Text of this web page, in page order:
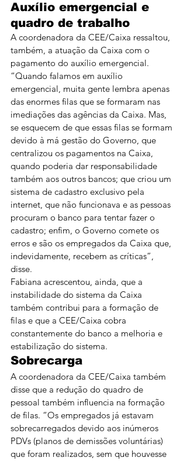
Auxílio emergencial e
quadro de trabalho
A coordenadora da CEE/Caixa ressaltou,
também, a atuação da Caixa com o
pagamento do auxílio emergencial.
“Quando falamos em auxílio
emergencial, muita gente lembra apenas
das enormes filas que se formaram nas
imediações das agências da Caixa. Mas,
se esquecem de que essas filas se formam
devido à má gestão do Governo, que
centralizou os pagamentos na Caixa,
quando poderia dar responsabilidade
também aos outros bancos; que criou um
sistema de cadastro exclusivo pela
internet, que não funcionava e as pessoas
procuram o banco para tentar fazer o
cadastro; enfim, o Governo comete os
erros e são os empregados da Caixa que,
indevidamente, recebem as críticas”,
disse.
Fabiana acrescentou, ainda, que a
instabilidade do sistema da Caixa
também contribui para a formação de
filas e que a CEE/Caixa cobra
constantemente do banco a melhoria e
estabilização do sistema.
Sobrecarga
A coordenadora da CEE/Caixa também
disse que a redução do quadro de
pessoal também influencia na formação
de filas. “Os empregados já estavam
sobrecarregados devido aos inúmeros
PDVs (planos de demissões voluntárias)
que foram realizados, sem que houvesse